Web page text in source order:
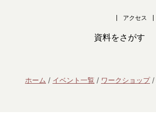
アクセス
資料をさがす
ホーム イベント一覧 ワークショップ